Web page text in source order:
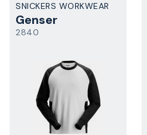
SNICKERS WORKWEAR
Genser
2840